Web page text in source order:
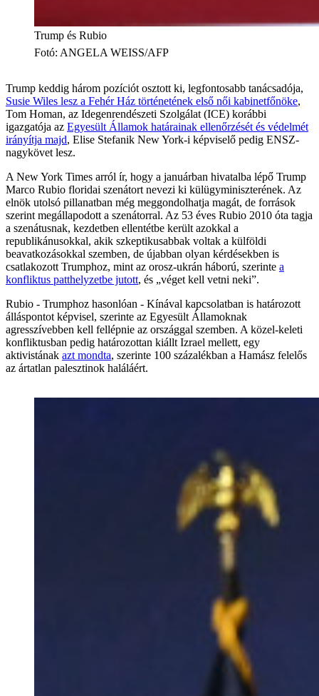
Trump és Rubio
Fotó: ANGELA WEISS/AFP
Trump keddig három pozíciót osztott ki, legfontosabb tanácsadója,
Susie Wiles lesz a Fehér Ház történetének első női kabinetfőnöke,
Tom Homan, az Idegenrendészeti Szolgálat (ICE) korábbi
igazgatója az Egyesült Államok határainak ellenőrzését és védelmét
irányítja majd, Elise Stefanik New York-i képviselő pedig ENSZ-
nagykövet lesz.
A New York Times arról ír, hogy a januárban hivatalba lépő Trump
Marco Rubio floridai szenátort nevezi ki külügyminiszterének. Az
elnök utolsó pillanatban még meggondolhatja magát, de források
szerint megállapodott a szenátorral. Az 53 éves Rubio 2010 óta tagja
a szenátusnak, kezdetben ellentétbe került azokkal a
republikánusokkal, akik szkeptikusabbak voltak a külföldi
beavatkozásokkal szemben, de újabban olyan kérdésekben is
csatlakozott Trumphoz, mint az orosz-ukrán háború, szerinte a
konfliktus patthelyzetbe jutott, és „véget kell vetni neki”.
Rubio - Trumphoz hasonlóan - Kínával kapcsolatban is határozott
álláspontot képvisel, szerinte az Egyesült Államoknak
agresszívebben kell fellépnie az országgal szemben. A közel-keleti
konfliktusban pedig határozottan kiállt Izrael mellett, egy
aktivistának azt mondta, szerinte 100 százalékban a Hamász felelős
az ártatlan palesztinok haláláért.